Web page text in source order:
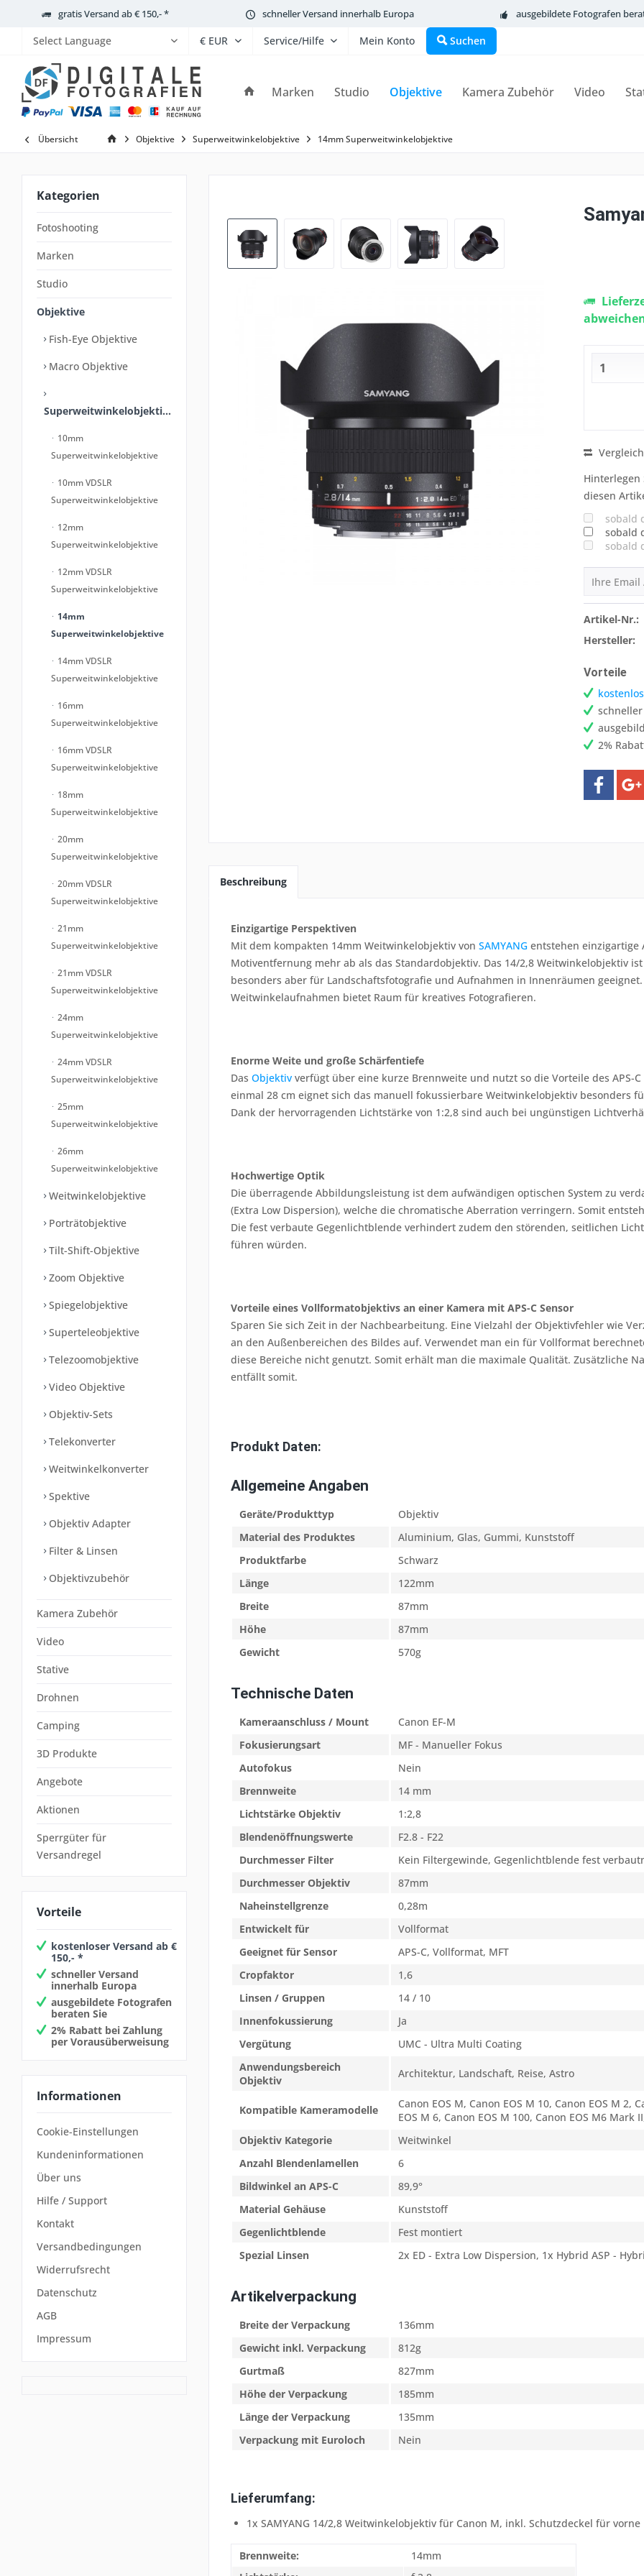
gratis Versand ab € 150,- * schneller Versand innerhalb Europa ausgebildete Fotografen
Powered by
Service/Hilfe Mein Konto Suchen
Marken Studio Objektive Kamera Zubehör Video
Übersicht Objektive Superweitwinkelobjektive 14mm Superweitwinkelobjektive
Kategorien
Fotoshooting
Marken
Studio
Objektive
Fish-Eye Objektive
Macro Objektive
Superweitwinkelobjektive
10mm
Superweitwinkelobjektive
10mm VDSLR
Superweitwinkelobjektive
12mm
Superweitwinkelobjektive
12mm VDSLR
Superweitwinkelobjektive
14mm
Superweitwinkelobjektive
14mm VDSLR
Superweitwinkelobjektive
16mm
Superweitwinkelobjektive
16mm VDSLR
Superweitwinkelobjektive
18mm
Superweitwinkelobjektive
20mm
Superweitwinkelobjektive
20mm VDSLR
Superweitwinkelobjektive
21mm
Superweitwinkelobjektive
21mm VDSLR
Superweitwinkelobjektive
24mm
Superweitwinkelobjektive
24mm VDSLR
Superweitwinkelobjektive
25mm
Superweitwinkelobjektive
26mm
Superweitwinkelobjektive
Weitwinkelobjektive
Porträtobjektive
Tilt-Shift-Objektive
Zoom Objektive
Spiegelobjektive
Superteleobjektive
Telezoomobjektive
Video Objektive
Objektiv-Sets
Telekonverter
Weitwinkelkonverter
Spektive
Objektiv Adapter
Filter & Linsen
Objektivzubehör
Kamera Zubehör
Video
Stative
Drohnen
Camping
3D Produkte
Angebote
Aktionen
Sperrgüter für
Versandregel
Vorteile
kostenloser Versand ab €
150,- *
schneller Versand
innerhalb Europa
ausgebildete Fotografen
beraten Sie
2% Rabatt bei Zahlung
per Vorausüberweisung
Informationen
Cookie-Einstellungen
Kundeninformationen
Über uns
Hilfe / Support
Kontakt
Versandbedingungen
Widerrufsrecht
Datenschutz
AGB
Impressum
Hinterlegen
diesen
sobald
sobald
sobald
Artikel-Nr.:
Hersteller:
Vorteile
2%
Beschreibung
Einzigartige Perspektiven
Mit dem kompakten 14mm Weitwinkelobjektiv von SAMYANG entstehen einzigartige
Motiventfernung mehr ab als das Standardobjektiv. Das 14/2,8 Weitwinkelobjektiv
besonders aber für Landschaftsfotografie und Aufnahmen in Innenräumen
Weitwinkelaufnahmen bietet Raum für kreatives Fotografieren.
Enorme Weite und große Schärfentiefe
Das Objektiv verfügt über eine kurze Brennweite und nutzt so die Vorteile des APS-
einmal 28 cm eignet sich das manuell fokussierbare Weitwinkelobjektiv besonders
Dank der hervorragenden Lichtstärke von 1:2,8 sind auch bei ungünstigen
Hochwertige Optik
Die überragende Abbildungsleistung ist dem aufwändigen optischen System zu
(Extra Low Dispersion), welche die chromatische Aberration verringern. Somit
Die fest verbaute Gegenlichtblende verhindert zudem den störenden, seitlichen
führen würden.
Vorteile eines Vollformatobjektivs an einer Kamera mit APS-C Sensor
Sparen Sie sich Zeit in der Nachbearbeitung. Eine Vielzahl der Objektivfehler wie
an den Außenbereichen des Bildes auf. Verwendet man ein für Vollformat
diese Bereiche nicht genutzt. Somit erhält man die maximale Qualität. Zusätzliche
entfällt somit.
Produkt Daten:
Allgemeine Angaben
Geräte/Produkttyp
Objektiv
Material des Produktes
Aluminium, Glas, Gummi, Kunststoff
Produktfarbe
Schwarz
Länge
122mm
Breite
87mm
Höhe
87mm
Gewicht
570g
Technische Daten
Kameraanschluss / Mount
Canon EF-M
Fokusierungsart
MF - Manueller Fokus
Autofokus
Nein
Brennweite
14 mm
Lichtstärke Objektiv
1:2,8
Blendenöffnungswerte
F2.8 - F22
Durchmesser Filter
Kein Filtergewinde, Gegenlichtblende fest
Durchmesser Objektiv
87mm
Naheinstellgrenze
0,28m
Entwickelt für
Vollformat
Geeignet für Sensor
APS-C, Vollformat, MFT
Cropfaktor
1,6
Linsen / Gruppen
14 / 10
Innenfokussierung
Ja
Vergütung
UMC - Ultra Multi Coating
Anwendungsbereich
Objektiv
Architektur, Landschaft, Reise, Astro
Kompatible Kameramodelle
Canon EOS M, Canon EOS M 10, Canon EOS M 2,
EOS M 6, Canon EOS M 100, Canon EOS M6 Mark
Objektiv Kategorie
Weitwinkel
Anzahl Blendenlamellen
6
Bildwinkel an APS-C
89,9°
Material Gehäuse
Kunststoff
Gegenlichtblende
Fest montiert
Spezial Linsen
2x ED - Extra Low Dispersion, 1x Hybrid ASP -
Artikelverpackung
Breite der Verpackung
136mm
Gewicht inkl. Verpackung
812g
Gurtmaß
827mm
Höhe der Verpackung
185mm
Länge der Verpackung
135mm
Verpackung mit Euroloch
Nein
Lieferumfang:
1x SAMYANG 14/2,8 Weitwinkelobjektiv für Canon M, inkl. Schutzdeckel für
Brennweite:
14mm